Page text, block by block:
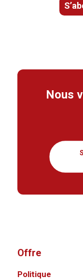
Nous
Offre
Politique